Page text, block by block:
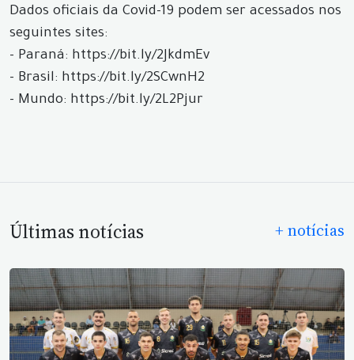
Dados oficiais da Covid-19 podem ser acessados nos
seguintes sites:
- Paraná: https://bit.ly/2JkdmEv
- Brasil: https://bit.ly/2SCwnH2
- Mundo: https://bit.ly/2L2Pjur
Últimas notícias + notícias